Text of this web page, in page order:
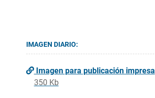
IMAGEN DIARIO:
Imagen para publicación impresa
350 Kb